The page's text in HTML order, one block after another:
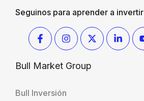
Seguinos para aprender a invertir
Bull Market Group
Bull Inversión